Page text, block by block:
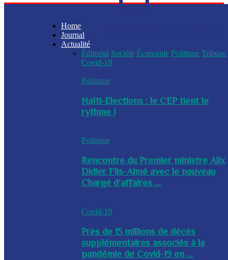
Home
Journal
Actualité
Éditorial Société Économie Politique Tribune
Covid-19
Politique
Haïti-Elections : le CEP tient le
rythme !
Politique
Rencontre du Premier ministre Alix
Didier Fils-Aimé avec le nouveau
Chargé d’affaires ...
Covid-19
Près de 15 millions de décès
supplémentaires associés à la
pandémie de Covid-19 en ...